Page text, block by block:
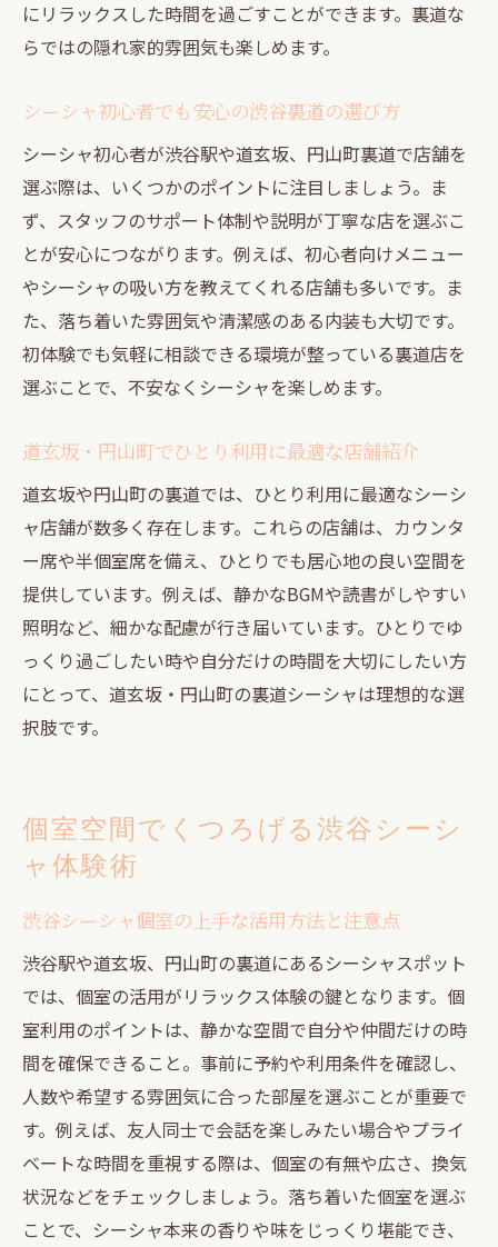
にリラックスした時間を過ごすことができます。裏道な
らではの隠れ家的雰囲気も楽しめます。
シーシャ初心者でも安心の渋谷裏道の選び方
シーシャ初心者が渋谷駅や道玄坂、円山町裏道で店舗を
選ぶ際は、いくつかのポイントに注目しましょう。ま
ず、スタッフのサポート体制や説明が丁寧な店を選ぶこ
とが安心につながります。例えば、初心者向けメニュー
やシーシャの吸い方を教えてくれる店舗も多いです。ま
た、落ち着いた雰囲気や清潔感のある内装も大切です。
初体験でも気軽に相談できる環境が整っている裏道店を
選ぶことで、不安なくシーシャを楽しめます。
道玄坂・円山町でひとり利用に最適な店舗紹介
道玄坂や円山町の裏道では、ひとり利用に最適なシーシ
ャ店舗が数多く存在します。これらの店舗は、カウンタ
ー席や半個室席を備え、ひとりでも居心地の良い空間を
提供しています。例えば、静かなBGMや読書がしやすい
照明など、細かな配慮が行き届いています。ひとりでゆ
っくり過ごしたい時や自分だけの時間を大切にしたい方
にとって、道玄坂・円山町の裏道シーシャは理想的な選
択肢です。
個室空間でくつろげる渋谷シーシ
ャ体験術
渋谷シーシャ個室の上手な活用方法と注意点
渋谷駅や道玄坂、円山町の裏道にあるシーシャスポット
では、個室の活用がリラックス体験の鍵となります。個
室利用のポイントは、静かな空間で自分や仲間だけの時
間を確保できること。事前に予約や利用条件を確認し、
人数や希望する雰囲気に合った部屋を選ぶことが重要で
す。例えば、友人同士で会話を楽しみたい場合やプライ
ベートな時間を重視する際は、個室の有無や広さ、換気
状況などをチェックしましょう。落ち着いた個室を選ぶ
ことで、シーシャ本来の香りや味をじっくり堪能でき、